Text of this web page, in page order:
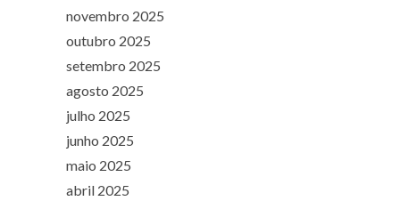
novembro 2025
outubro 2025
setembro 2025
agosto 2025
julho 2025
junho 2025
maio 2025
abril 2025